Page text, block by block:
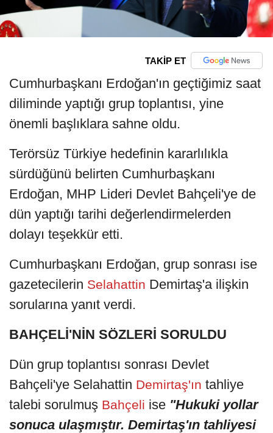
TAKİP ET
Cumhurbaşkanı Erdoğan'ın geçtiğimiz saat
diliminde yaptığı grup toplantısı, yine
önemli başlıklara sahne oldu.
Terörsüz Türkiye hedefinin kararlılıkla
sürdüğünü belirten Cumhurbaşkanı
Erdoğan, MHP Lideri Devlet Bahçeli'ye de
dün yaptığı tarihi değerlendirmelerden
dolayı teşekkür etti.
Cumhurbaşkanı Erdoğan, grup sonrası ise
gazetecilerin Selahattin Demirtaş'a ilişkin
sorularına yanıt verdi.
BAHÇELİ'NİN SÖZLERİ SORULDU
Dün grup toplantısı sonrası Devlet
Bahçeli'ye Selahattin Demirtaş'ın tahliye
talebi sorulmuş Bahçeli ise "Hukuki yollar
sonuca ulaşmıştır. Demirtaş'ın tahliyesi